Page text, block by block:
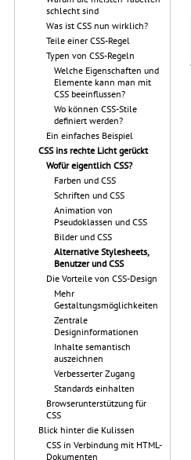
schlecht sind
Was ist CSS nun wirklich?
Teile einer CSS-Regel
Typen von CSS-Regeln
Welche Eigenschaften und
Elemente kann man mit
CSS beeinflussen?
Wo können CSS-Stile
definiert werden?
Ein einfaches Beispiel
CSS ins rechte Licht gerückt
Wofür eigentlich CSS?
Farben und CSS
Schriften und CSS
Animation von
Pseudoklassen und CSS
Bilder und CSS
Alternative Stylesheets,
Benutzer und CSS
Die Vorteile von CSS-Design
Mehr
Gestaltungsmöglichkeiten
Zentrale
Designinformationen
Inhalte semantisch
auszeichnen
Verbesserter Zugang
Standards einhalten
Browserunterstützung für
CSS
Blick hinter die Kulissen
CSS in Verbindung mit HTML-
Dokumenten